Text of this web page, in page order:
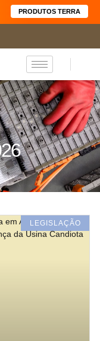
PRODUTOS TERRA
LEGISLAÇÃO